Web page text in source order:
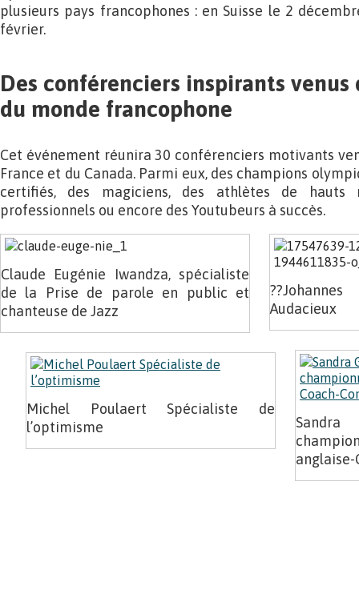
plusieurs pays francophones : en Suisse le 2
février.
Des conférenciers inspirants venus
du monde francophone
Cet événement réunira 30 conférenciers motivants
France et du Canada. Parmi eux, des champions
certifiés, des magiciens, des athlètes de hauts
professionnels ou encore des Youtubeurs à succès.
Claude Eugénie Iwandza, spécialiste
de la Prise de parole en public et
chanteuse de Jazz
Audacieux
Michel Poulaert Spécialiste de
l’optimisme